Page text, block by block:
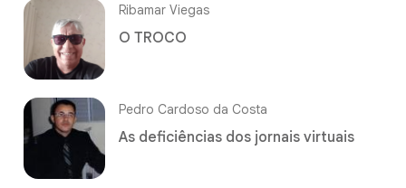
Ribamar Viegas
O TROCO
Pedro Cardoso da Costa
As deficiências dos jornais virtuais